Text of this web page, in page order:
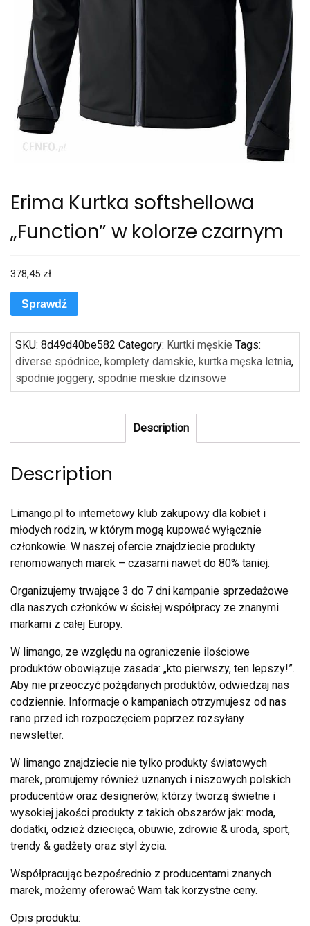
Erima Kurtka softshellowa
„Function” w kolorze czarnym
378,45 zł
Sprawdź
SKU: 8d49d40be582 Category: Kurtki męskie Tags:
diverse spódnice, komplety damskie, kurtka męska letnia,
spodnie joggery, spodnie meskie dzinsowe
Description
Description
Limango.pl to internetowy klub zakupowy dla kobiet i
młodych rodzin, w którym mogą kupować wyłącznie
członkowie. W naszej ofercie znajdziecie produkty
renomowanych marek – czasami nawet do 80% taniej.
Organizujemy trwające 3 do 7 dni kampanie sprzedażowe
dla naszych członków w ścisłej współpracy ze znanymi
markami z całej Europy.
W limango, ze względu na ograniczenie ilościowe
produktów obowiązuje zasada: „kto pierwszy, ten lepszy!”.
Aby nie przeoczyć pożądanych produktów, odwiedzaj nas
codziennie. Informacje o kampaniach otrzymujesz od nas
rano przed ich rozpoczęciem poprzez rozsyłany
newsletter.
W limango znajdziecie nie tylko produkty światowych
marek, promujemy również uznanych i niszowych polskich
producentów oraz designerów, którzy tworzą świetne i
wysokiej jakości produkty z takich obszarów jak: moda,
dodatki, odzież dziecięca, obuwie, zdrowie & uroda, sport,
trendy & gadżety oraz styl życia.
Współpracując bezpośrednio z producentami znanych
marek, możemy oferować Wam tak korzystne ceny.
Opis produktu: